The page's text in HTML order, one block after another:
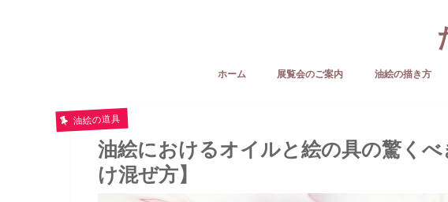
ホーム 展覧会のご案内 油絵の描き方
油絵の道具
油絵におけるオイルと絵の具の驚くべ
け混ぜ方】